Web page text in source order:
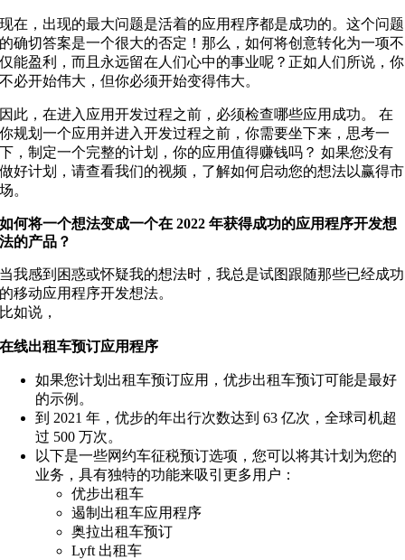
现在，出现的最大问题是活着的应用程序都是成功的。这个问题
的确切答案是一个很大的否定！那么，如何将创意转化为一项不
仅能盈利，而且永远留在人们心中的事业呢？正如人们所说，你
不必开始伟大，但你必须开始变得伟大。
因此，在进入应用开发过程之前，必须检查哪些应用成功。 在
你规划一个应用并进入开发过程之前，你需要坐下来，思考一
下，制定一个完整的计划，你的应用值得赚钱吗？ 如果您没有
做好计划，请查看我们的视频，了解如何启动您的想法以赢得市
场。
如何将一个想法变成一个在 2022 年获得成功的应用程序开发想
法的产品？
当我感到困惑或怀疑我的想法时，我总是试图跟随那些已经成功
的移动应用程序开发想法。
比如说，
在线出租车预订应用程序
如果您计划出租车预订应用，优步出租车预订可能是最好
的示例。
到 2021 年，优步的年出行次数达到 63 亿次，全球司机超
过 500 万次。
以下是一些网约车征税预订选项，您可以将其计划为您的
业务，具有独特的功能来吸引更多用户：
优步出租车
遏制出租车应用程序
奥拉出租车预订
Lyft 出租车